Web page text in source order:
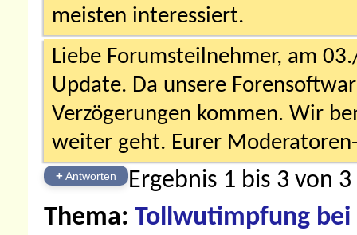
meisten interessiert.
Liebe Forumsteilnehmer, am
Update. Da unsere
Verzögerungen kommen. Wir
weiter geht. Eurer
+Antworten Ergebnis 1 bis 3 von 3
Thema: Tollwutimpfung bei